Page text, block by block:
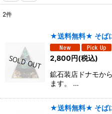
並び順
2件
★送料無料★ そば
2,800円(税込)
鉱石装店ドナモか
ます。 …
★送料無料★ そば